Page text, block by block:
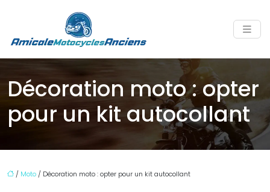
Décoration moto : opter
pour un kit autocollant
/ Moto / Décoration moto : opter pour un kit autocollant